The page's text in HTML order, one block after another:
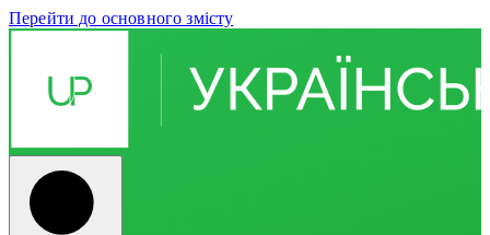
Перейти до основного змісту